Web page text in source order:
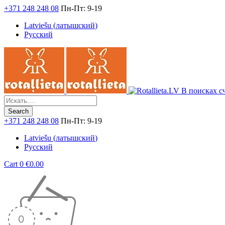
+371 248 248 08 Пн-Пт: 9-19
Latviešu (латышский)
Русский
В поисках
+371 248 248 08 Пн-Пт: 9-19
Latviešu (латышский)
Русский
Cart 0 €0.00